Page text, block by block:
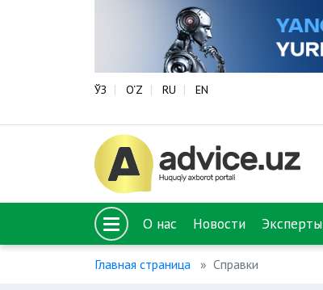
ЎЗ O‘Z RU EN
О нас Новости Эксперты
Главная страница Справки